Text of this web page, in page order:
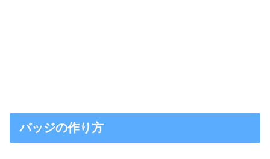
バッジの作り方